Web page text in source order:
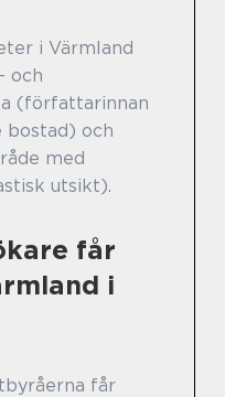
i Värmland
och
(författarinnan
bostad) och
med
utsikt).
får
i
får